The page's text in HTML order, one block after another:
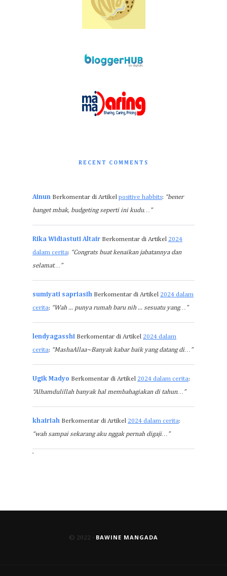
RECENT COMMENTS
Ainun Berkomentar di Artikel positive habbits: “bener
banget mbak, budgeting seperti ini kudu…”
Rika Widiastuti Altair Berkomentar di Artikel 2024
dalam cerita: “Congrats buat kenaikan jabatannya dan
selamat…”
sumiyati sapriasih Berkomentar di Artikel 2024 dalam
cerita: “Wah ... punya rumah baru nih ... sesuatu yang…”
lendyagasshi Berkomentar di Artikel 2024 dalam
cerita: “MashaAllaa~Banyak kabar baik yang datang di…”
Ugik Madyo Berkomentar di Artikel 2024 dalam cerita:
“Alhamdulillah banyak hal membahagiakan di tahun…”
khairiah Berkomentar di Artikel 2024 dalam cerita:
“wah sampai sekarang aku nggak pernah digaji…”
`
© 2022 - BAWINE MANGADA